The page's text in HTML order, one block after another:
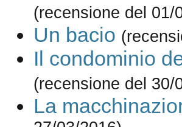
(recensione del 01/
Un bacio
Il condominio
(recensione del 30/
La